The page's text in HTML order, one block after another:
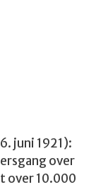
juni 1921):
over
over 10.000